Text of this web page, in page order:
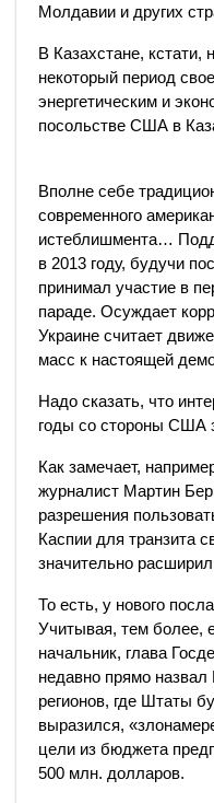
Молдавии и других
В Казахстане, кстати,
некоторый период
энергетическим и
посольстве США в
Вполне себе
современного
истеблишмента…
в 2013 году, будучи
принимал участие в
параде. Осуждает
Украине считает
масс к настоящей
Надо сказать, что
годы со стороны США
Как замечает,
журналист Мартин
разрешения
Каспии для транзита
значительно
То есть, у нового
Учитывая, тем более,
начальник, глава
недавно прямо
регионов, где Штаты
выразился,
цели из бюджета
500 млн. долларов.